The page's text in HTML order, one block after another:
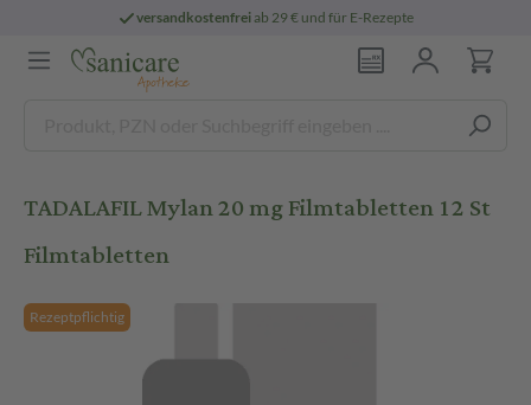
versandkostenfreiab 29 € und für E-Rezepte
TADALAFIL Mylan 20 mg Filmtabletten 12 St
Filmtabletten
Rezeptpflichtig